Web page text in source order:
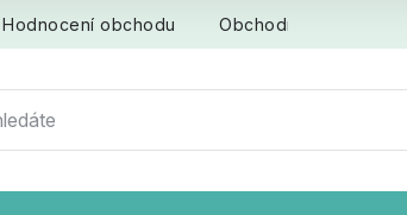
Hodnocení obchodu Obchodní podmínky